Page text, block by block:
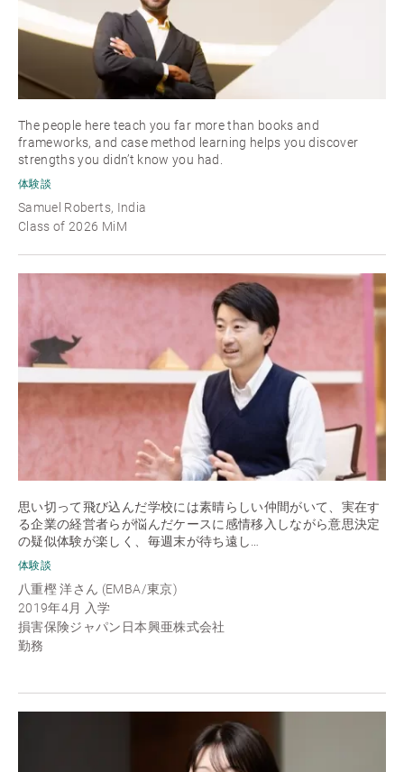
The people here teach you far more than books and
frameworks, and case method learning helps you discover
strengths you didn’t know you had.
体験談
Samuel Roberts, India
Class of 2026 MiM
思い切って飛び込んだ学校には素晴らしい仲間がいて、実在す
る企業の経営者らが悩んだケースに感情移入しながら意思決定
の疑似体験が楽しく、毎週末が待ち遠し…
体験談
八重樫 洋さん (EMBA/東京)
2019年4月 入学
損害保険ジャパン日本興亜株式会社
勤務